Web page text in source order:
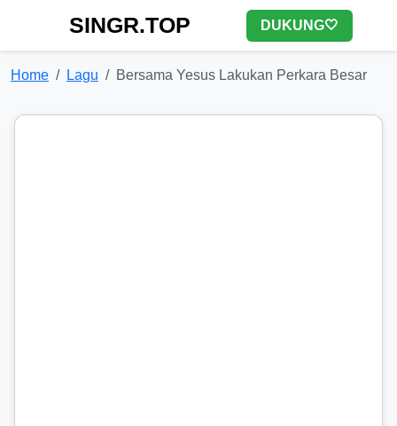
SINGR.TOP DUKUNG🤍
Home Lagu Bersama Yesus Lakukan Perkara Besar